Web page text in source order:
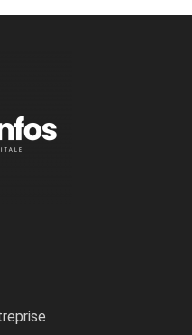
Nigeria,